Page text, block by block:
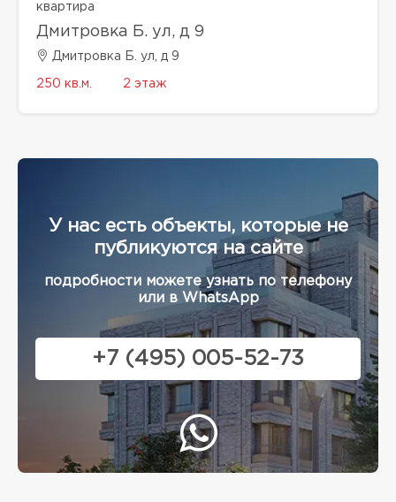
квартира
Дмитровка Б. ул, д 9
Дмитровка Б. ул, д 9
250 кв.м. 2 этаж
У нас есть объекты, которые не
публикуются на сайте
подробности можете узнать по телефону
или в WhatsApp
+7 (495) 005-52-73